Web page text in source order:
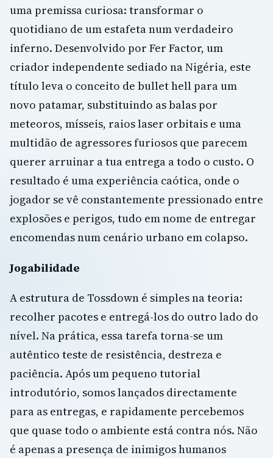
uma premissa curiosa: transformar o
quotidiano de um estafeta num verdadeiro
inferno. Desenvolvido por Fer Factor, um
criador independente sediado na Nigéria, este
título leva o conceito de bullet hell para um
novo patamar, substituindo as balas por
meteoros, mísseis, raios laser orbitais e uma
multidão de agressores furiosos que parecem
querer arruinar a tua entrega a todo o custo. O
resultado é uma experiência caótica, onde o
jogador se vê constantemente pressionado entre
explosões e perigos, tudo em nome de entregar
encomendas num cenário urbano em colapso.
Jogabilidade
A estrutura de Tossdown é simples na teoria:
recolher pacotes e entregá-los do outro lado do
nível. Na prática, essa tarefa torna-se um
autêntico teste de resistência, destreza e
paciência. Após um pequeno tutorial
introdutório, somos lançados directamente
para as entregas, e rapidamente percebemos
que quase todo o ambiente está contra nós. Não
é apenas a presença de inimigos humanos